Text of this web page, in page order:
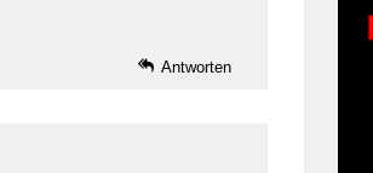
Antworten